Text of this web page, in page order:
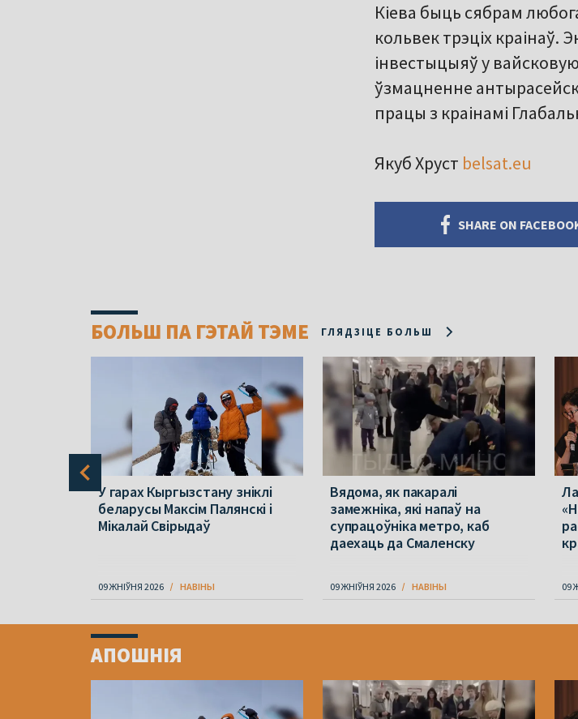
Кіева быць сябрам
кольвек трэціх
інвестыцыяў у
ўзмацненне
працы з краінамі
Якуб Хруст belsat.eu
SHARE ON
БОЛЬШ ПА ГЭТАЙ ТЭМЕ ГЛЯДЗІЦЕ БОЛЬШ
У гарах Кыргызстану зніклі
беларусы Максім Палянскі і
Мікалай Свірыдаў
09 ЖНІЎНЯ 2026 НАВІНЫ
Вядома, як пакаралі
замежніка, які напаў на
супрацоўніка метро, каб
даехаць да Смаленску
09 ЖНІЎНЯ 2026 НАВІНЫ 09
ofАПОШНІЯ